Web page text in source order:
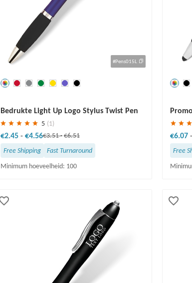
#Pens015L
Bedrukte Light Up Logo Stylus Twist Pen
5 (1)
€2.45 - €4.56€3.51-€6.51
Free Shipping
Fast Turnaround
Minimum hoeveelheid: 100
€6.07-
Free